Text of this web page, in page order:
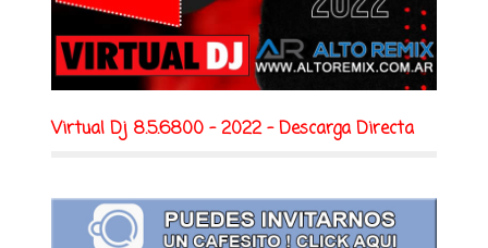
Virtual Dj 8.5.6800 - 2022 - Descarga Directa